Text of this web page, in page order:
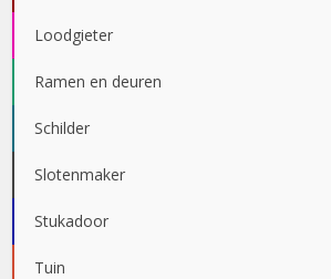
Loodgieter
Ramen en deuren
Schilder
Slotenmaker
Stukadoor
Tuin